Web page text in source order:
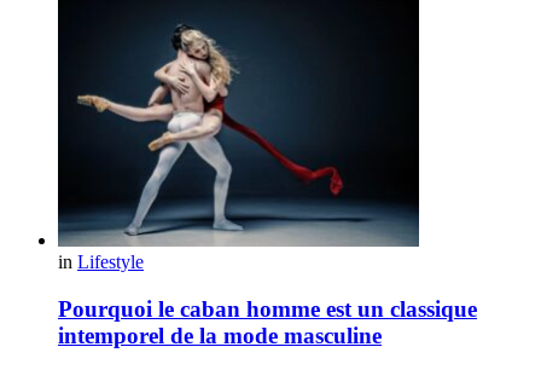
in Lifestyle
Pourquoi le caban homme est un classique
intemporel de la mode masculine